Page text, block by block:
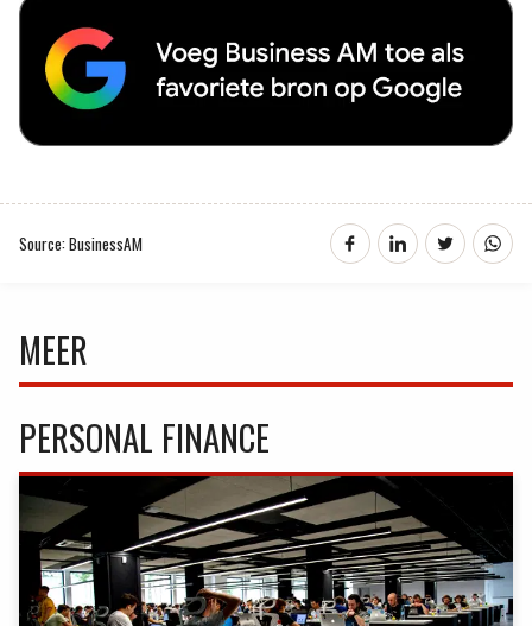
Source: BusinessAM
MEER
PERSONAL FINANCE